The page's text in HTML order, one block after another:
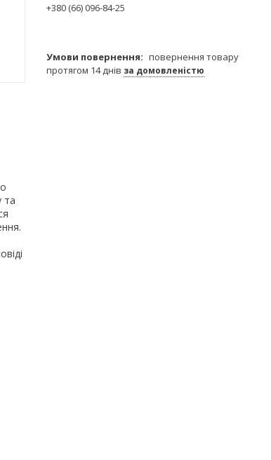
та
+380 (66) 096-84-25
повернення товару
протягом 14 днів за домовленістю